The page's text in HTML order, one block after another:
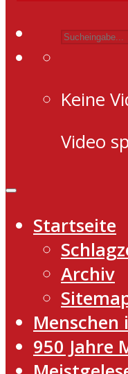
Keine
Video
Startseite
Archiv
Menschen
950 Jahre